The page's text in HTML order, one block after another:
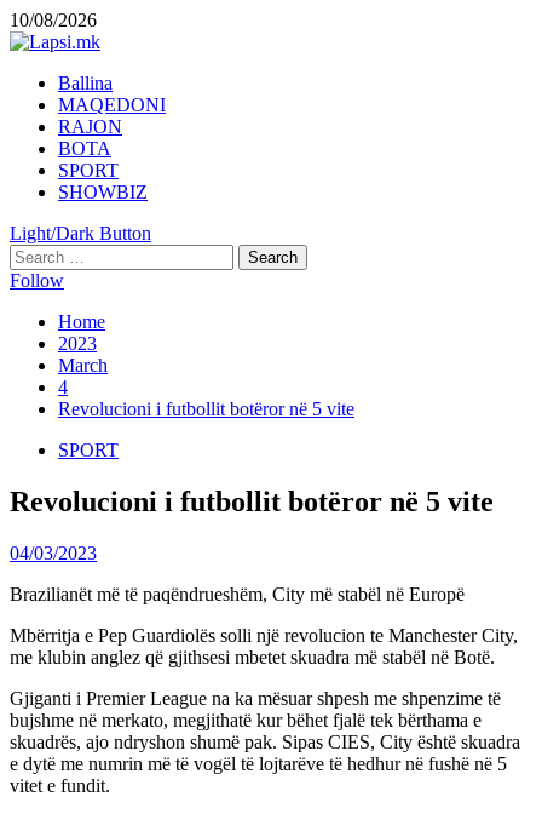
Skip
to
10/08/2026
Primary
Menu
Ballina
MAQEDONI
RAJON
BOTA
SPORT
SHOWBIZ
Light/Dark Button
Search
for:
Follow
Home
2023
March
4
Revolucioni i futbollit botëror në 5 vite
SPORT
Revolucioni i futbollit botëror në 5 vite
04/03/2023
Brazilianët më të paqëndrueshëm, City më stabël në Europë
Mbërritja e Pep Guardiolës solli një revolucion te Manchester City,
me klubin anglez që gjithsesi mbetet skuadra më stabël në Botë.
Gjiganti i Premier League na ka mësuar shpesh me shpenzime të
bujshme në merkato, megjithatë kur bëhet fjalë tek bërthama e
skuadrës, ajo ndryshon shumë pak. Sipas CIES, City është skuadra
e dytë me numrin më të vogël të lojtarëve të hedhur në fushë në 5
vitet e fundit.